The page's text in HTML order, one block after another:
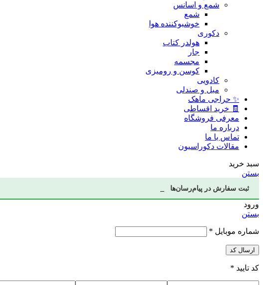
شمع و اسانس
شمع
خوشبوکننده هوا
دکوری
هولدر کتاب
جار
مجسمه
کوسن و رومیزی
کادویی
مبل و صندلی
✨ حراجی ماهک
🧾 خرید اقساطی
معرفی فروشگاه
درباره ما
تماس با ما
مقالات دکوراسیون
سبد خرید
بستن
ثبت سفارش در پیام‌رسان‌ها
ورود
بستن
شماره موبایل *
ارسال کد
کد تایید *